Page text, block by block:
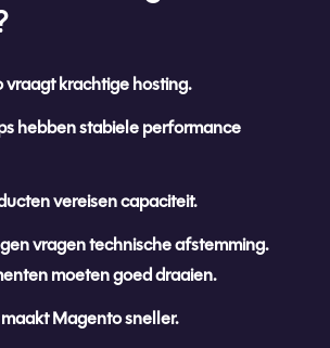
vraagt krachtige hosting.
hebben stabiele performance
vereisen capaciteit.
vragen technische afstemming.
moeten goed draaien.
Magento sneller.